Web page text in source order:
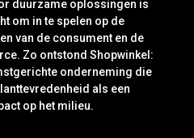
duurzame oplossingen is
om in te spelen op de
van de consument en de
Zo ontstond Shopwinkel:
onderneming die
als een
op het milieu.